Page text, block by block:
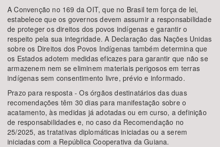
A Convenção no 169 da OIT, que no Brasil tem força de lei,
estabelece que os governos devem assumir a responsabilidade
de proteger os direitos dos povos indígenas e garantir o
respeito pela sua integridade. A Declaração das Nações Unidas
sobre os Direitos dos Povos Indígenas também determina que
os Estados adotem medidas eficazes para garantir que não se
armazenem nem se eliminem materiais perigosos em terras
indígenas sem consentimento livre, prévio e informado.
Prazo para resposta - Os órgãos destinatários das duas
recomendações têm 30 dias para manifestação sobre o
acatamento, às medidas já adotadas ou em curso, a definição
de responsabilidades e, no caso da Recomendação no
25/2025, as tratativas diplomáticas iniciadas ou a serem
iniciadas com a República Cooperativa da Guiana.